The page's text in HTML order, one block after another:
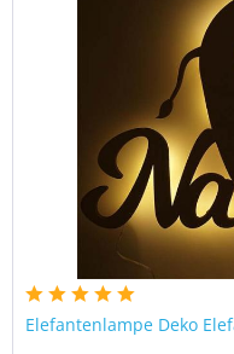
Elefantenlampe Deko